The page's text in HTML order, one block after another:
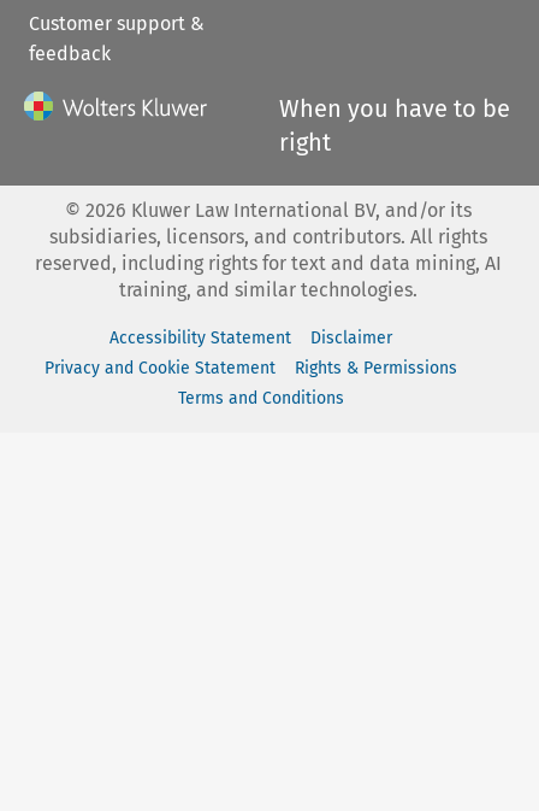
Customer support &
feedback
When you have to be
right
© 2026 Kluwer Law International BV, and/or its
subsidiaries, licensors, and contributors. All rights
reserved, including rights for text and data mining, AI
training, and similar technologies.
Accessibility Statement
Disclaimer
Privacy and Cookie Statement
Rights & Permissions
Terms and Conditions